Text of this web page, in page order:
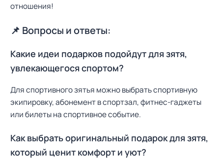
отношения!
📌 Вопросы и ответы:
Какие идеи подарков подойдут для зятя,
увлекающегося спортом?
Для спортивного зятья можно выбрать спортивную
экипировку, абонемент в спортзал, фитнес-гаджеты
или билеты на спортивное событие.
Как выбрать оригинальный подарок для зятя,
который ценит комфорт и уют?